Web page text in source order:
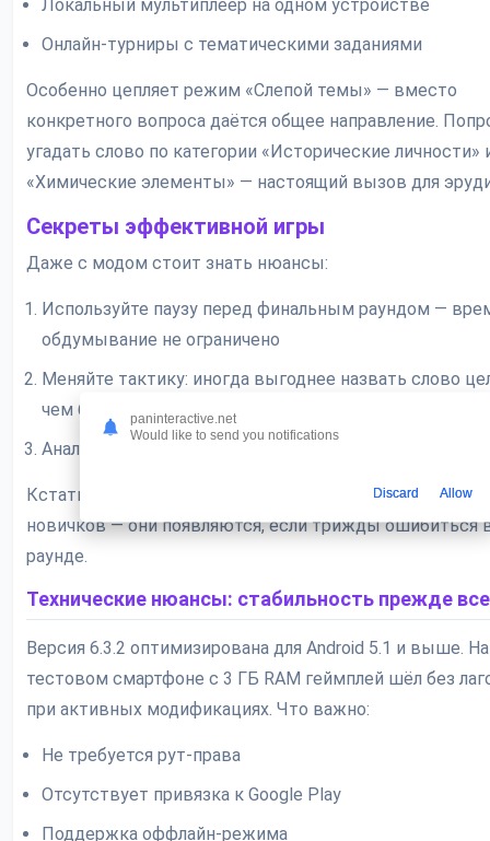
Локальный мультиплеер на одном устройстве
Онлайн-турниры с тематическими заданиями
Особенно цепляет режим «Слепой темы» — вместо
конкретного вопроса даётся общее направление.
угадать слово по категории «Исторические личности»
«Химические элементы» — настоящий вызов для
Секреты эффективной игры
Даже с модом стоит знать нюансы:
Используйте паузу перед финальным раундом —
обдумывание не ограничено
Меняйте тактику: иногда выгоднее назвать слово
чем букву
Анализируйте статистику побед/поражений в
Кстати, в последнем обновлении 6.4.8 добавили
новичков — они появляются, если трижды ошибиться
раунде.
Технические нюансы: стабильность прежде
Версия 6.3.2 оптимизирована для Android 5.1 и выше. На
тестовом смартфоне с 3 ГБ RAM геймплей шёл без
при активных модификациях. Что важно:
Не требуется рут-права
Отсутствует привязка к Google Play
Поддержка оффлайн-режима
paninteractive.net
Would like to send you notifications
Discard Allow